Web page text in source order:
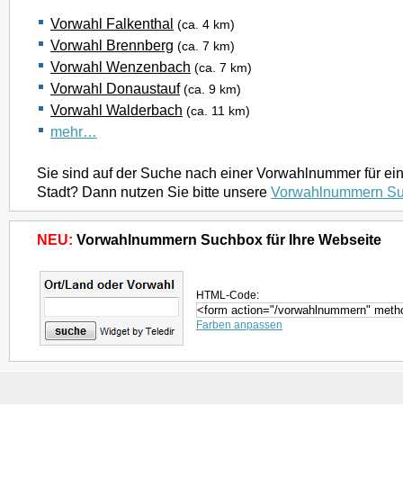
Vorwahl Falkenthal (ca. 4 km)
Vorwahl Brennberg (ca. 7 km)
Vorwahl Wenzenbach (ca. 7 km)
Vorwahl Donaustauf (ca. 9 km)
Vorwahl Walderbach (ca. 11 km)
mehr…
Sie sind auf der Suche nach einer Vorwahlnummer für
Stadt? Dann nutzen Sie bitte unsere Vorwahlnummern
NEU: Vorwahlnummern Suchbox für Ihre Webseite
HTML-Code:
Farben anpassen